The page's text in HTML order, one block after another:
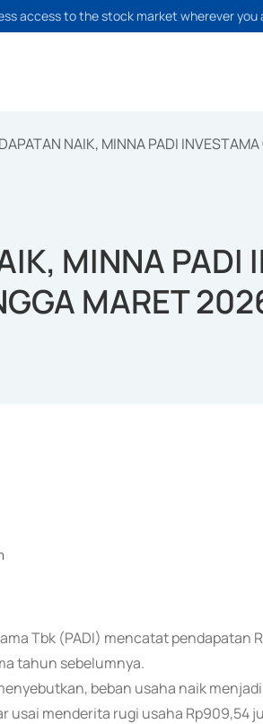
access to the stock market wherever you
NAIK, MINNA PADI
MINNA PADI
MARET
Tbk (PADI) mencatat pendapatan
tahun sebelumnya.
beban usaha naik
usai menderita rugi usaha Rp909,54